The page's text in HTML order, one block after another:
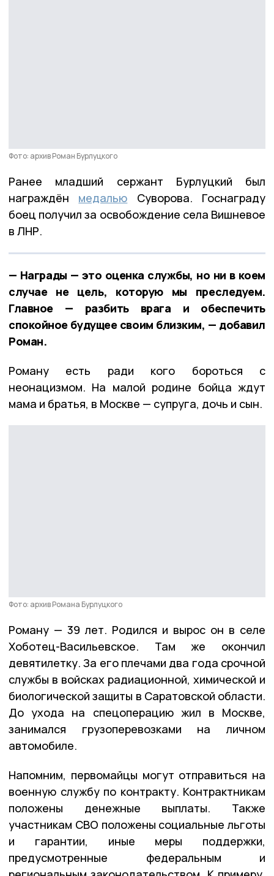
Фото: архив Роман Бурлуцкого
Ранее младший сержант Бурлуцкий был
награждён медалью Суворова. Госнаграду
боец получил за освобождение села Вишневое
в ЛНР.
— Награды — это оценка службы, но ни в коем
случае не цель, которую мы преследуем.
Главное — разбить врага и обеспечить
спокойное будущее своим близким, — добавил
Роман.
Роману есть ради кого бороться с
неонацизмом. На малой родине бойца ждут
мама и братья, в Москве — супруга, дочь и сын.
Фото: архив Романа Бурлуцкого
Роману — 39 лет. Родился и вырос он в селе
Хоботец-Васильевское. Там же окончил
девятилетку. За его плечами два года срочной
службы в войсках радиационной, химической и
биологической защиты в Саратовской области.
До ухода на спецоперацию жил в Москве,
занимался грузоперевозками на личном
автомобиле.
Напомним, первомайцы могут отправиться на
военную службу по контракту. Контрактникам
положены денежные выплаты. Также
участникам СВО положены социальные льготы
и гарантии, иные меры поддержки,
предусмотренные федеральным и